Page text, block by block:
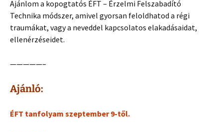
Ajánlom a kopogtatós ÉFT – Érzelmi Felszabadító
Technika módszer, amivel gyorsan feloldhatod a régi
traumákat, vagy a neveddel kapcsolatos elakadásaidat,
ellenérzéseidet.
—————–
Ajánló:
ÉFT tanfolyam szeptember 9-től.